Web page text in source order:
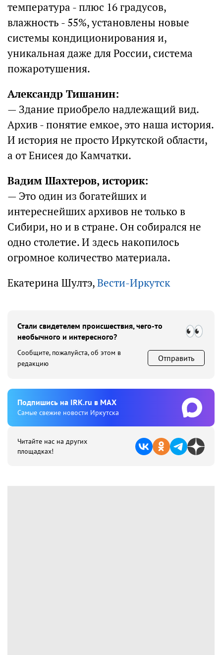
температура - плюс 16 градусов,
влажность - 55%, установлены новые
системы кондиционирования и,
уникальная даже для России, система
пожаротушения.
Александр Тишанин:
— Здание приобрело надлежащий вид.
Архив - понятие емкое, это наша история.
И история не просто Иркутской области,
а от Енисея до Камчатки.
Вадим Шахтеров, историк:
— Это один из богатейших и
интереснейших архивов не только в
Сибири, но и в стране. Он собирался не
одно столетие. И здесь накопилось
огромное количество материала.
Екатерина Шултэ,Вести-Иркутск
Стали свидетелем происшествия, чего-то
необычного и интересного?
Сообщите, пожалуйста, об этом в
редакцию
Отправить
Подпишиcь на IRK.ru в MAX
Cамые свежие новости Иркутска
Читайте нас на других
площадках!